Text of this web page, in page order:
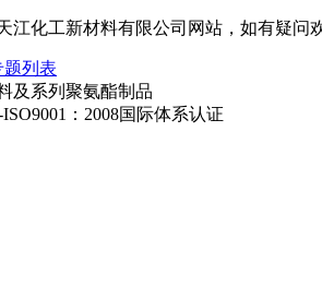
江化工新材料有限公司网站，如有疑问
题列表
及系列聚氨酯制品
：2008国际体系认证